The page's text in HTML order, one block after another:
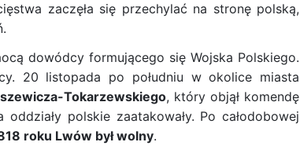
zaczęła się przechylać na stronę polską,
dowódcy formującego się Wojska Polskiego.
20 listopada po południu w okolice miasta
Tokarzewskiego, który objął komendę
polskie zaatakowały. Po całodobowej
roku Lwów był wolny.